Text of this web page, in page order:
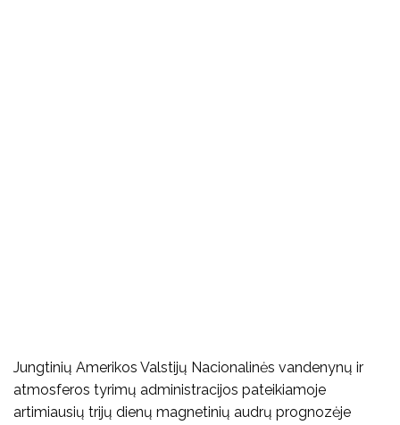
Jungtinių Amerikos Valstijų Nacionalinės vandenynų ir
atmosferos tyrimų administracijos pateikiamoje
artimiausių trijų dienų magnetinių audrų prognozėje